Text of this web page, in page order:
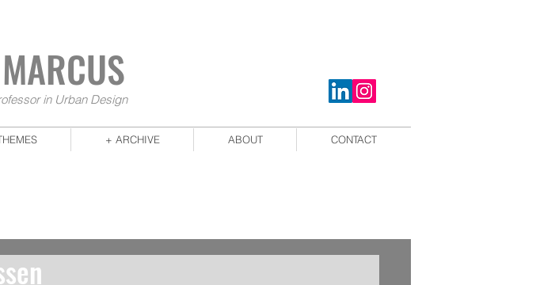
RCUS
in Urban Design
+ ARCHIVE ABOUT CONTACT